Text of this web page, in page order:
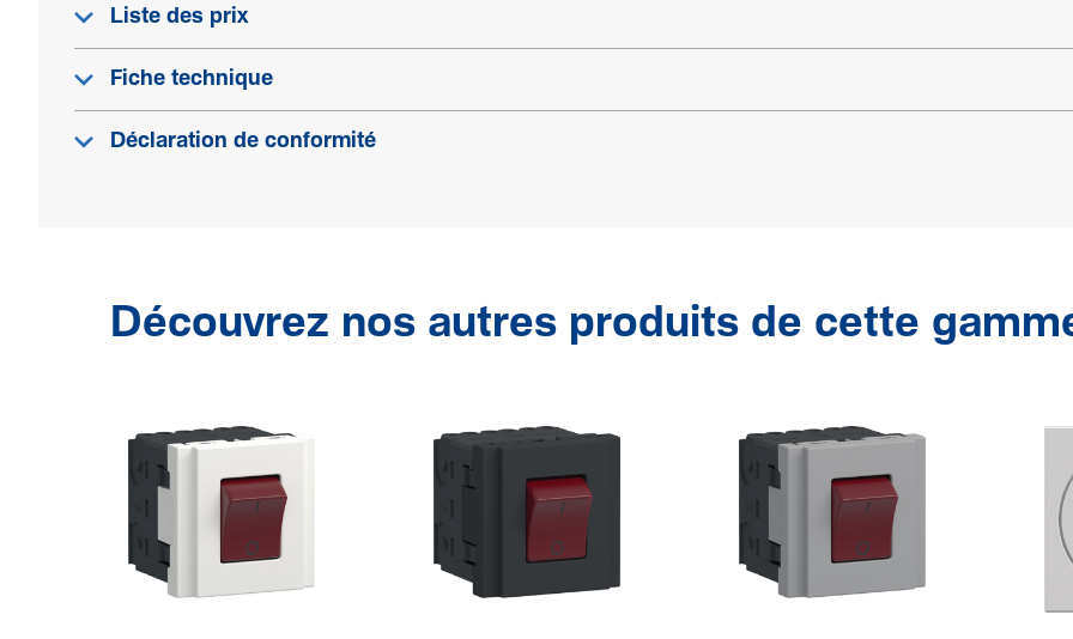
Liste des prix
Fiche technique
Déclaration de conformité
Découvrez nos autres produits de cette